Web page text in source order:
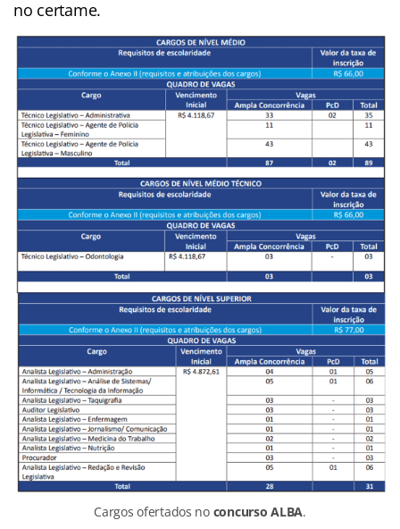
no certame.
Cargos ofertados no concurso ALBA.